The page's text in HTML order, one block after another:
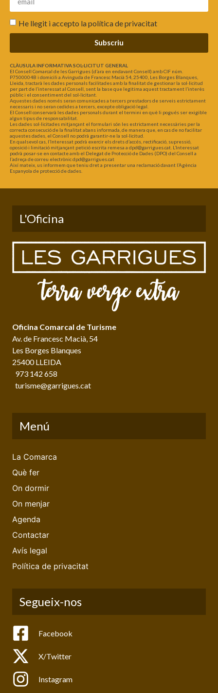
He llegit i accepto lapolítica de privacitat
Subscriu
CLÀUSULA INFORMATIVA SOL·LICITUT GENERAL
El Consell Comarcal de les Garrigues (d’ara en endavant Consell) amb CIF núm.
P7500004B i domicili a Avinguda de Francesc Macià 54, 25400, Les Borges Blanques,
Lleida, tractarà les dades personals facilitades amb la finalitat de gestionar la sol·licitud
per part de l’interessat al Consell, sent la base que legitima aquest tractament l’interès
públic i el consentiment del sol·licitant.
Aquestes dades només seran comunicades a tercers prestadors de serveis estrictament
necessaris i no seran cedides a tercers, excepte obligació legal.
El Consell conservarà les dades personals durant el termini en què li pogués ser exigible
algun tipus de responsabilitat.
Les dades sol·licitades mitjançant el formulari són les estrictament necessàries per la
correcta consecució de la finalitat abans informada, de manera que, en cas de no facilitar
aquestes dades, el Consell no podrà garantir-ne la sol·licitud.
En qualsevol cas, l’Interessat podrà exercir els drets d’accés, rectificació, supressió,
oposició i limitació mitjançant petició escrita remesa a dpd@garrigues.cat. L’Interessat
podrà posar-se en contacte amb el Delegat de Protecció de Dades (DPO) del Consell a
l’adreça de correu electrònic dpd@garrigues.cat
Així mateix, us informem que teniu dret a presentar una reclamació davant l’Agència
Espanyola de protecció de dades.
L'Oficina
Oficina Comarcal de Turisme
Av. de Francesc Macià, 54
Les Borges Blanques
25400 LLEIDA
973 142 658
turisme@garrigues.cat
Menú
La Comarca
Què fer
On dormir
On menjar
Agenda
Contactar
Avís legal
Política de privacitat
Segueix-nos
Facebook
X/Twitter
Instagram